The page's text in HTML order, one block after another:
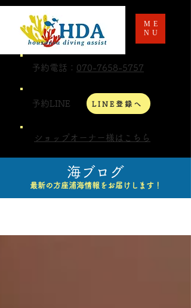
予約電話： 070-7658-5757
予約LINE LINE登録へ
ショップオーナー様はこちら
ME
NU
海ブログ
最新の方座浦海情報をお届けします！